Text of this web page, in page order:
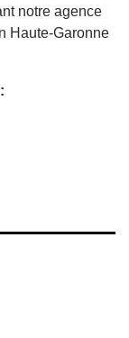
notre agence
Haute-Garonne